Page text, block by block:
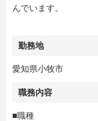
んでいます。
勤務地
愛知県小牧市
職務内容
■職種